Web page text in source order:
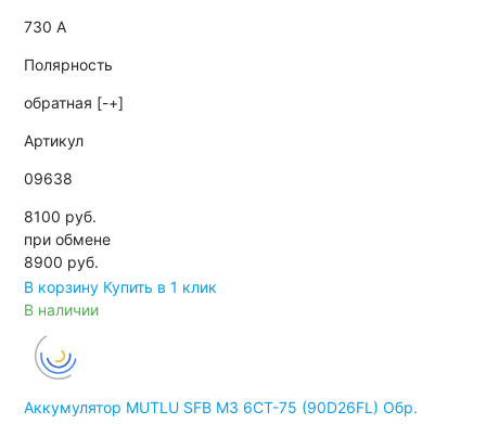
730 А
Полярность
обратная [-+]
Артикул
09638
8100 руб.
при обмене
8900 руб.
В корзину Купить в 1 клик
В наличии
Аккумулятор MUTLU SFB M3 6СТ-75 (90D26FL) Обр.